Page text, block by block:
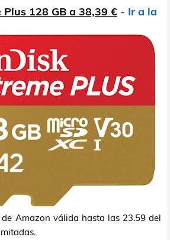
128 GB a 38,39 € - Ir a la
Amazon válida hasta las 23.59 del